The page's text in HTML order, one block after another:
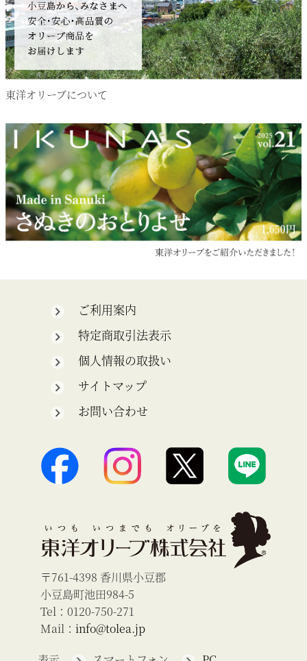
東洋オリーブについて
ご利用案内
特定商取引法表示
個人情報の取扱い
サイトマップ
お問い合わせ
〒761-4398 香川県小豆郡
小豆島町池田984-5
Tel：0120-750-271
Mail：info@tolea.jp